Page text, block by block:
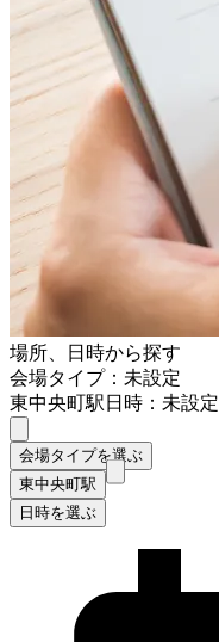
場所、日時から探す
会場タイプ：未設定
東中央町駅日時：未設定
会場タイプを選ぶ
東中央町駅
日時を選ぶ